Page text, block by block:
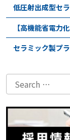
低圧射出成型セ
【高機能省電力
セラミック製プ